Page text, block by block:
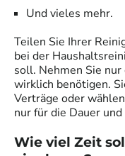
Und vieles mehr.
Teilen Sie Ihrer
bei der
soll. Nehmen Sie nur
wirklich benötigen.
Verträge oder
nur für die Dauer
Wie viel Zeit